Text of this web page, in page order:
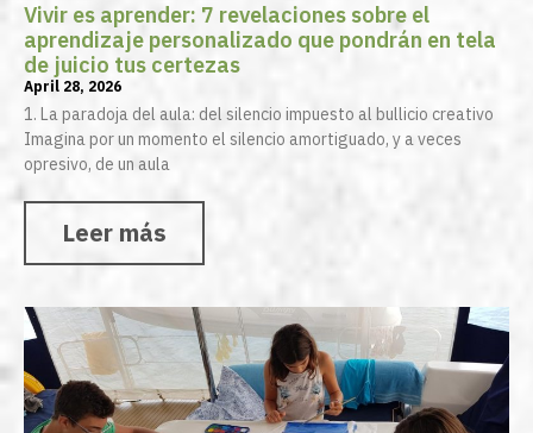
Vivir es aprender: 7 revelaciones sobre el
aprendizaje personalizado que pondrán en tela
de juicio tus certezas
April 28, 2026
1. La paradoja del aula: del silencio impuesto al bullicio creativo
Imagina por un momento el silencio amortiguado, y a veces
opresivo, de un aula
Leer más